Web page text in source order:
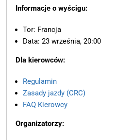
Informacje o wyścigu:
Tor: Francja
Data: 23 września, 20:00
Dla kierowców:
Regulamin
Zasady jazdy (CRC)
FAQ Kierowcy
Organizatorzy: